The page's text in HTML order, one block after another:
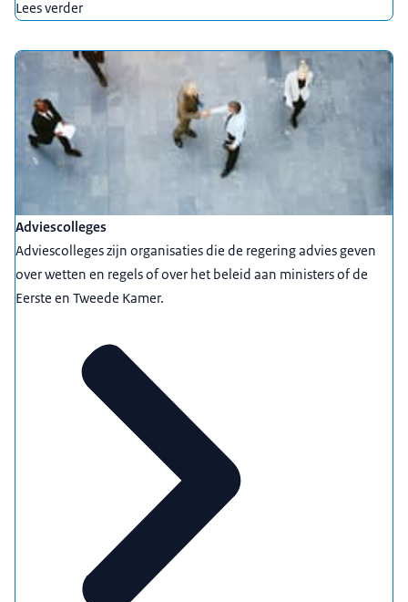
Lees verder
Adviescolleges
Adviescolleges zijn organisaties die de regering advies geven
over wetten en regels of over het beleid aan ministers of de
Eerste en Tweede Kamer.